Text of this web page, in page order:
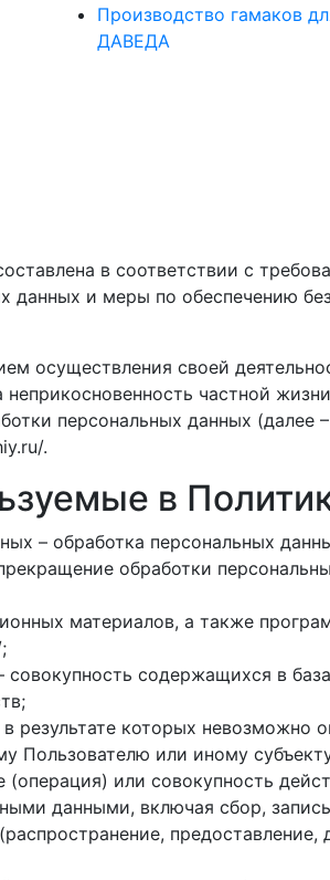
Производство гамаков
ДАВЕДА
в соответствии с
данных и меры по обеспечению
осуществления своей
частной
персональных данных
.
в
– обработка персональных
обработки
материалов, а также
содержащихся в
результате которых невозможно
Пользователю или иному
или совокупность
данными, включая сбор,